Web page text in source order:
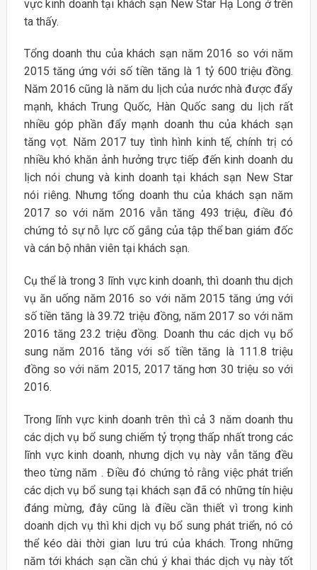
vực kinh doanh tại khách sạn New Star Hạ Long ở trên
ta thấy.
Tổng doanh thu của khách sạn năm 2016 so với năm
2015 tăng ứng với số tiền tăng là 1 tỷ 600 triệu đồng.
Năm 2016 cũng là năm du lịch của nước nhà được đẩy
mạnh, khách Trung Quốc, Hàn Quốc sang du lịch rất
nhiều góp phần đẩy mạnh doanh thu của khách sạn
tăng vọt. Năm 2017 tuy tình hình kinh tế, chính trị có
nhiều khó khăn ảnh hưởng trực tiếp đến kinh doanh du
lịch nói chung và kinh doanh tại khách sạn New Star
nói riêng. Nhưng tổng doanh thu của khách sạn năm
2017 so với năm 2016 vẫn tăng 493 triệu, điều đó
chứng tỏ sự nỗ lực cố gắng của tập thể ban giám đốc
và cán bộ nhân viên tại khách sạn.
Cụ thể là trong 3 lĩnh vực kinh doanh, thì doanh thu dịch
vụ ăn uống năm 2016 so với năm 2015 tăng ứng với
số tiền tăng là 39.72 triệu đồng, năm 2017 so với năm
2016 tăng 23.2 triệu đồng. Doanh thu các dịch vụ bổ
sung năm 2016 tăng với số tiền tăng là 111.8 triệu
đồng so với năm 2015, 2017 tăng hơn 30 triệu so với
2016.
Trong lĩnh vực kinh doanh trên thì cả 3 năm doanh thu
các dịch vụ bổ sung chiếm tỷ trọng thấp nhất trong các
lĩnh vực kinh doanh, nhưng dịch vụ này vẫn tăng đều
theo từng năm . Điều đó chứng tỏ rằng việc phát triển
các dịch vụ bổ sung tại khách sạn đã có những tín hiệu
đáng mừng, đây cũng là điều cần thiết vì trong kinh
doanh dịch vụ thì khi dịch vụ bổ sung phát triển, nó có
thể kéo dài thời gian lưu trú của khách. Trong những
năm tới khách sạn cần chú ý khai thác dịch vụ này tốt